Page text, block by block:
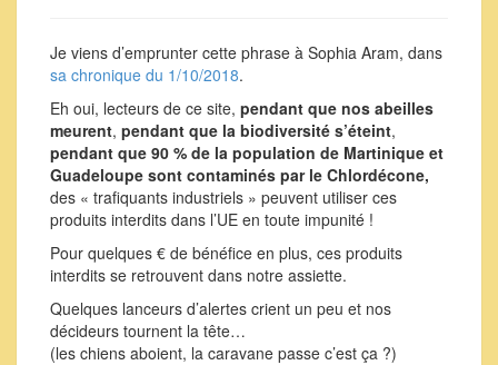
Je viens d’emprunter cette phrase à Sophia Aram, dans
sa chronique du 1/10/2018.
Eh oui, lecteurs de ce site, pendant que nos abeilles
meurent, pendant que la biodiversité s’éteint,
pendant que 90 % de la population de Martinique et
Guadeloupe sont contaminés par le Chlordécone,
des « trafiquants industriels » peuvent utiliser ces
produits interdits dans l’UE en toute impunité !
Pour quelques € de bénéfice en plus, ces produits
interdits se retrouvent dans notre assiette.
Quelques lanceurs d’alertes crient un peu et nos
décideurs tournent la tête…
(les chiens aboient, la caravane passe c’est ça ?)